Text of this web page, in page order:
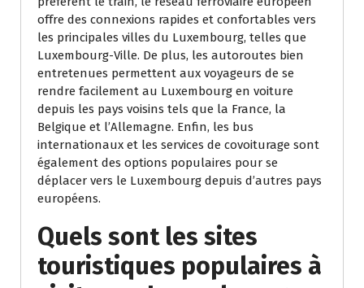
offre des connexions rapides et confortables vers
les principales villes du Luxembourg, telles que
Luxembourg-Ville. De plus, les autoroutes bien
entretenues permettent aux voyageurs de se
rendre facilement au Luxembourg en voiture
depuis les pays voisins tels que la France, la
Belgique et l’Allemagne. Enfin, les bus
internationaux et les services de covoiturage sont
également des options populaires pour se
déplacer vers le Luxembourg depuis d’autres pays
européens.
Quels sont les sites
touristiques populaires à